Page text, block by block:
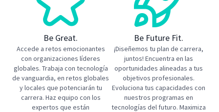
Be Great.
Accede a retos emocionantes
con organizaciones líderes
globales. Trabaja con tecnología
de vanguardia, en retos globales
y locales que potenciarán tu
carrera. ​Haz equipo con los
expertos que están
Be Future Fit.
¡Diseñemos tu plan de carrera,
juntos! Encuentra en las
oportunidades alineadas a tus
objetivos profesionales.
Evoluciona tus capacidades con
nuestros programas en
tecnologías del futuro. Maximiza